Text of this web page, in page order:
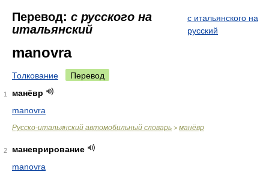
Перевод: с русского на
итальянский
с итальянского на
русский
manovra
Толкование Перевод
1
манёвр
manovra
Русско-итальянский автомобильный словарь > манёвр
2
маневрирование
manovra